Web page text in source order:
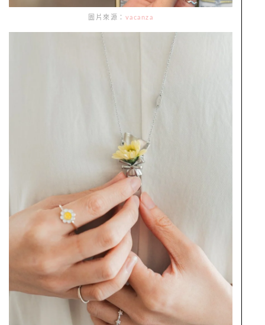
圖片來源： vacanza